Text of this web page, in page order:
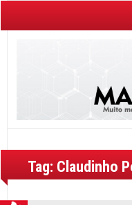
Tag: Claudinho